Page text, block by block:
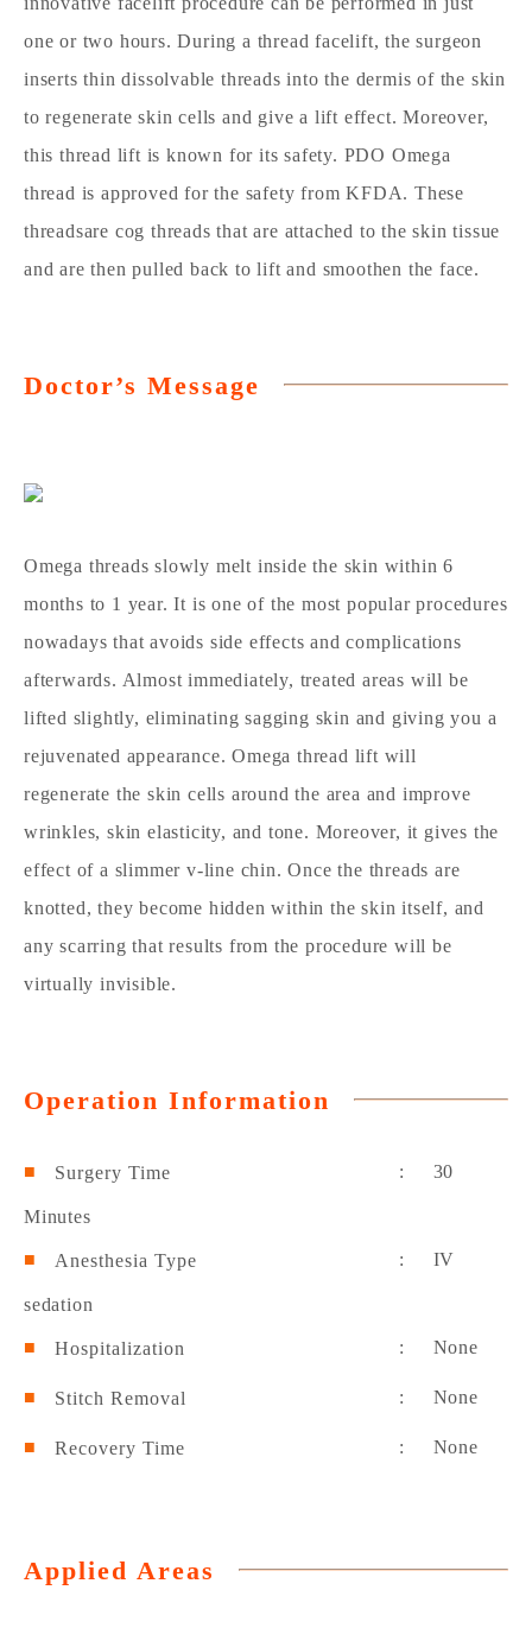
one or two hours. During a thread facelift, the surgeon
inserts thin dissolvable threads into the dermis of the skin
to regenerate skin cells and give a lift effect. Moreover,
this thread lift is known for its safety. PDO Omega
thread is approved for the safety from KFDA. These
threadsare cog threads that are attached to the skin tissue
and are then pulled back to lift and smoothen the face.
Doctor’s Message
Omega threads slowly melt inside the skin within 6
months to 1 year. It is one of the most popular procedures
nowadays that avoids side effects and complications
afterwards. Almost immediately, treated areas will be
lifted slightly, eliminating sagging skin and giving you a
rejuvenated appearance. Omega thread lift will
regenerate the skin cells around the area and improve
wrinkles, skin elasticity, and tone. Moreover, it gives the
effect of a slimmer v-line chin. Once the threads are
knotted, they become hidden within the skin itself, and
any scarring that results from the procedure will be
virtually invisible.
Operation Information
Surgery Time : 30
Minutes
Anesthesia Type : IV
sedation
Hospitalization : None
Stitch Removal : None
Recovery Time : None
Applied Areas